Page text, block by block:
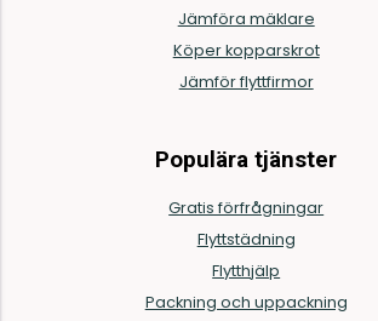
Jämföra mäklare
Köper kopparskrot
Jämför flyttfirmor
Populära tjänster
Gratis förfrågningar
Flyttstädning
Flytthjälp
Packning och uppackning